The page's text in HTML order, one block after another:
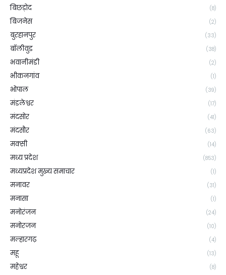
बिछड़ोद (8)
बिजनेस (2)
बुरहानपुर (33)
बॉलीवुड (38)
भवानीमंडी (2)
भीकनगांव (1)
भोपाल (39)
मंडलेश्वर (17)
मंदसोर (41)
मंदसौर (63)
मक्सी (14)
मध्य प्रदेश (853)
मध्यप्रदेश मुख्य समाचार (1)
मनावर (31)
मनासा (1)
मनोरंजन (24)
मनोरजन (10)
मल्हारगढ़ (4)
महू (13)
महेश्वर (8)